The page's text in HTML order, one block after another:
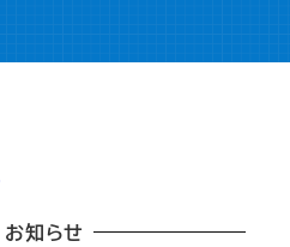
お知らせ